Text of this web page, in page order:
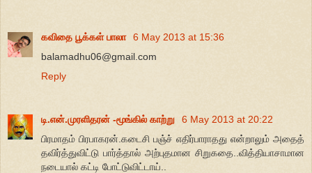
கவிதை பூக்கள் பாலா 6 May 2013 at 15:36
balamadhu06@gmail.com
Reply
டி.என்.முரளிதரன் -மூங்கில் காற்று
6 May 2013 at 20:22
பிரமாதம் பிரபாகரன்.கடைசி பஞ்ச் எதிர்பாராதது என்றாலும் அதைத்
தவிர்த்துவிட்டு பார்த்தால் அற்புதமான சிறுகதை..வித்தியாசாமான
நடையால் கட்டி போட்டுவிட்டாய்..